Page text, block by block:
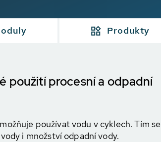
Produkty
použití procesní a odpadní
používat vodu v cyklech. Tím se
i množství odpadní vody.